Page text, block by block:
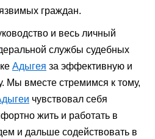
граждан.
и весь личный
службы судебных
Адыгея за эффективную и
Мы вместе стремимся к тому,
чувствовал себя
жить и работать в
и дальше содействовать в